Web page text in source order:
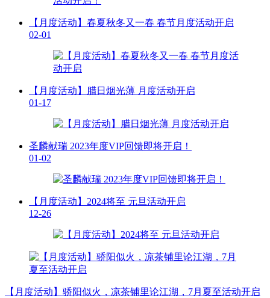
【月度活动】春夏秋冬又一春 春节月度活动开启
02-01
【月度活动】腊日烟光薄 月度活动开启
01-17
圣麟献瑞 2023年度VIP回馈即将开启！
01-02
【月度活动】2024将至 元旦活动开启
12-26
【月度活动】骄阳似火，凉茶铺里论江湖，7月夏至活动开启